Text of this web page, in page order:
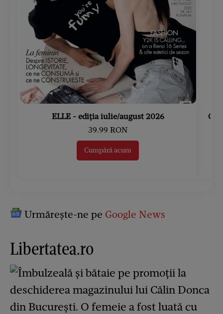
ELLE - ediția iulie/august 2026
39.99 RON
Cumpără acum
Urmărește-ne pe Google News
Libertatea.ro